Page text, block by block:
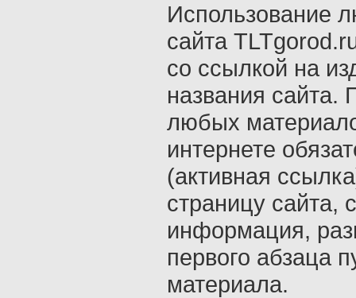
Использование
сайта
со ссылкой на
названия сайта.
любых
интернете
(активная
страницу сайта,
информация,
первого абзаца
материала.